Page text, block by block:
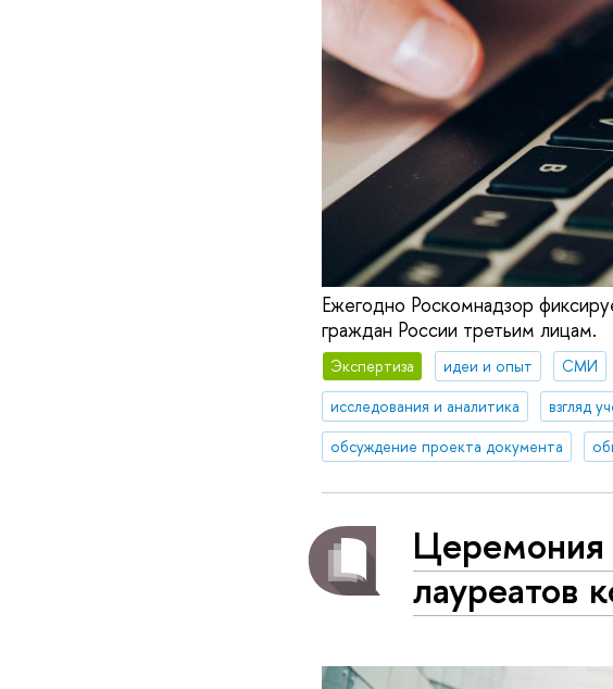
Ежегодно Роскомнадзор
граждан России третьим лицам.
Экспертиза идеи и опыт СМИ
исследования и аналитика
взгляд
обсуждение проекта документа
Церемония
лауреатов